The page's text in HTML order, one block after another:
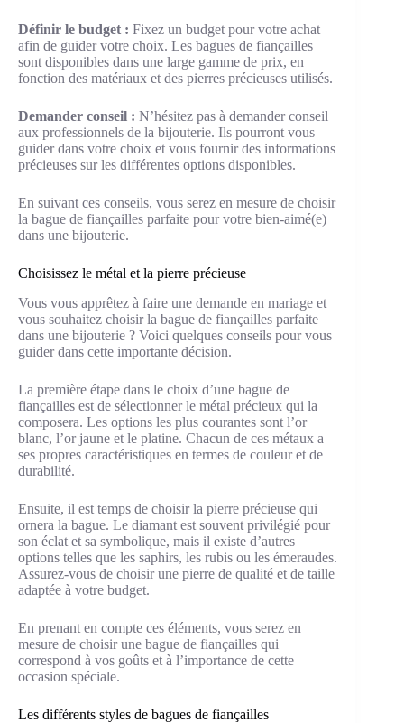
Définir le budget : Fixez un budget pour votre achat
afin de guider votre choix. Les bagues de fiançailles
sont disponibles dans une large gamme de prix, en
fonction des matériaux et des pierres précieuses utilisés.
Demander conseil : N’hésitez pas à demander conseil
aux professionnels de la bijouterie. Ils pourront vous
guider dans votre choix et vous fournir des informations
précieuses sur les différentes options disponibles.
En suivant ces conseils, vous serez en mesure de choisir
la bague de fiançailles parfaite pour votre bien-aimé(e)
dans une bijouterie.
Choisissez le métal et la pierre précieuse
Vous vous apprêtez à faire une demande en mariage et
vous souhaitez choisir la bague de fiançailles parfaite
dans une bijouterie ? Voici quelques conseils pour vous
guider dans cette importante décision.
La première étape dans le choix d’une bague de
fiançailles est de sélectionner le métal précieux qui la
composera. Les options les plus courantes sont l’or
blanc, l’or jaune et le platine. Chacun de ces métaux a
ses propres caractéristiques en termes de couleur et de
durabilité.
Ensuite, il est temps de choisir la pierre précieuse qui
ornera la bague. Le diamant est souvent privilégié pour
son éclat et sa symbolique, mais il existe d’autres
options telles que les saphirs, les rubis ou les émeraudes.
Assurez-vous de choisir une pierre de qualité et de taille
adaptée à votre budget.
En prenant en compte ces éléments, vous serez en
mesure de choisir une bague de fiançailles qui
correspond à vos goûts et à l’importance de cette
occasion spéciale.
Les différents styles de bagues de fiançailles